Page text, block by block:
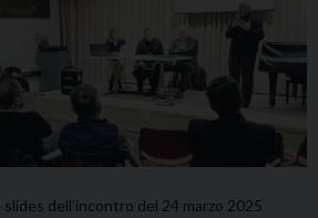
dell’incontro del 24 marzo 2025